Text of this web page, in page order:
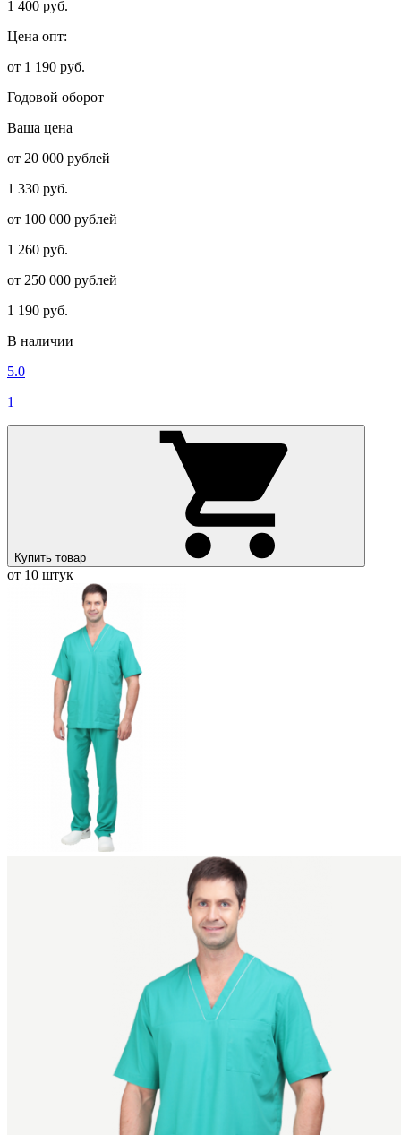
1 400 руб.
Цена опт:
от 1 190 руб.
Годовой оборот
Ваша цена
от 20 000 рублей
1 330 руб.
от 100 000 рублей
1 260 руб.
от 250 000 рублей
1 190 руб.
В наличии
5.0
1
Купить товар
от 10 штук